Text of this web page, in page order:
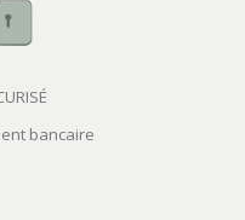
bancaire